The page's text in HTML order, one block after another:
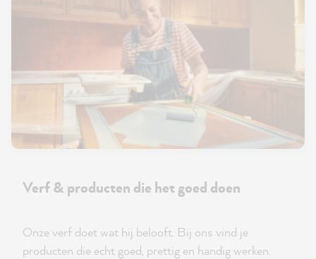
Verf & producten die het goed doen
Onze verf doet wat hij belooft. Bij ons vind je
producten die echt goed, prettig en handig werken.